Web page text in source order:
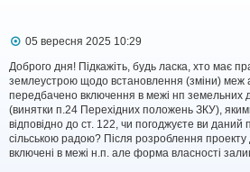
П
в
і
д
о
м
л
е
н
05 вересня 2025 10:29
Доброго дня! Підкажіть, будь ласка, хто має
землеустрою щодо встановлення (зміни) меж
передбачено включення в межі нп земельних
(винятки п.24 Перехідних положень ЗКУ),
відповідно до ст. 122, чи погоджуєте ви даний
сільською радою? Після розроблення проекту
включені в межі н.п. але форма власності